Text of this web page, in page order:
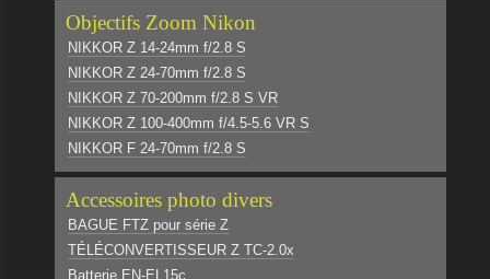
Objectifs Zoom Nikon
NIKKOR Z 14-24mm f/2.8 S
NIKKOR Z 24-70mm f/2.8 S
NIKKOR Z 70-200mm f/2.8 S VR
NIKKOR Z 100-400mm f/4.5-5.6 VR S
NIKKOR F 24-70mm f/2.8 S
Accessoires photo divers
BAGUE FTZ pour série Z
TÉLÉCONVERTISSEUR Z TC-2.0x
Batterie EN-EL15c